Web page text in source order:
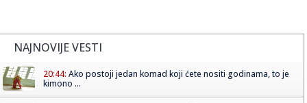
NAJNOVIJE VESTI
20:44: Ako postoji jedan komad koji ćete nositi godinama, to je
kimono ...